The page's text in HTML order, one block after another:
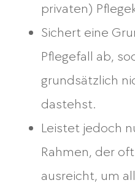
privaten)
Sichert eine
Pflegefall ab,
grundsätzlich
dastehst.
Leistet jedoch
Rahmen, der
ausreicht, um